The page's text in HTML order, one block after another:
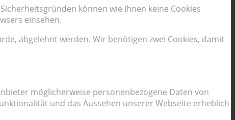
können wie Ihnen keine Cookies
einsehen.
abgelehnt werden. Wir benötigen zwei Cookies, damit
möglicherweise personenbezogene Daten von
und das Aussehen unserer Webseite erheblich